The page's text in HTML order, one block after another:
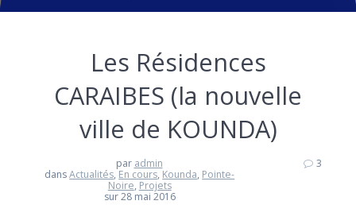
Les Résidences
CARAIBES (la nouvelle
ville de KOUNDA)
par admin
dansActualités, En cours, Kounda, Pointe-
Noire, Projets
sur 28 mai 2016
3